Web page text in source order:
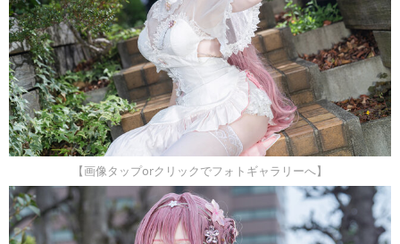
【画像タップorクリックでフォトギャラリーへ】